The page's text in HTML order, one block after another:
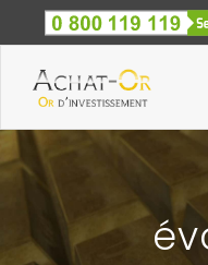
Spécialiste des